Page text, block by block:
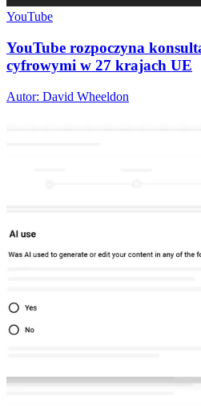
YouTube
YouTube rozpoczyna
cyfrowymi w 27 krajach UE
Autor: David Wheeldon